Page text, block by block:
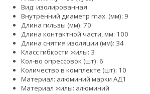
Вид: изолированная
Внутренний диаметр max. (мм): 9
Длина гильзы (мм): 70
Длина контактной части, мм: 100
Длина снятия изоляции (мм): 34
Класс гибкости жилы: 3
Кол-во опрессовок (шт): 6
Количество в комплекте (шт): 10
Материал: алюминий марки АД1
Материал жилы: алюминий